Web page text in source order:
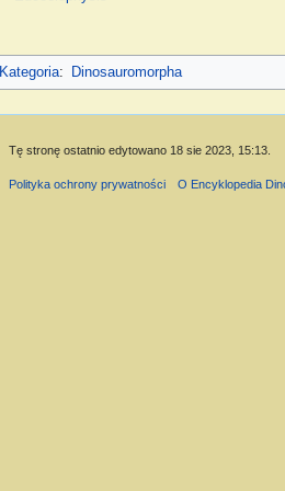
Kategoria: Dinosauromorpha
Tę stronę ostatnio edytowano 18 sie 2023, 15:13.
Polityka ochrony prywatności O Encyklopedia